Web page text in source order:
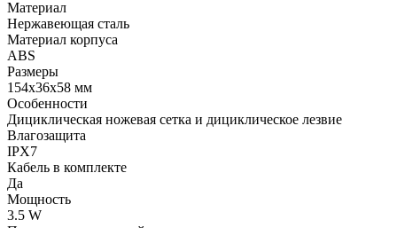
Материал
Нержавеющая сталь
Материал корпуса
ABS
Размеры
154x36x58 мм
Особенности
Дициклическая ножевая сетка и дициклическое лезвие
Влагозащита
IPX7
Кабель в комплекте
Да
Мощность
3.5 W